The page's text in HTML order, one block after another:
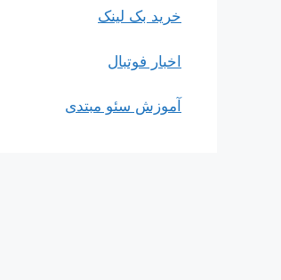
خرید بک لینک
اخبار فوتبال
آموزش سئو مبتدی